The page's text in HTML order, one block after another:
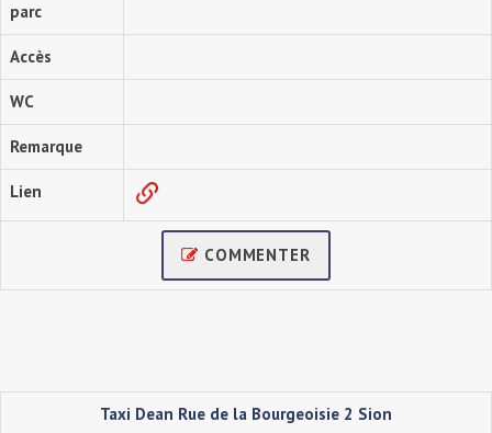
parc
Accès
WC
Remarque
Lien
COMMENTER
Taxi Dean Rue de la Bourgeoisie 2 Sion